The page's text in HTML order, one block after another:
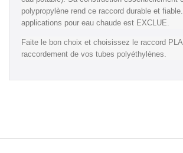
polypropylène rend ce raccord durable et
applications pour eau chaude est EXCLUE.
Faite le bon choix et choisissez le raccord
raccordement de vos tubes polyéthylènes.